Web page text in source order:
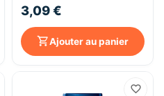
3,09 €
Ajouter au panier